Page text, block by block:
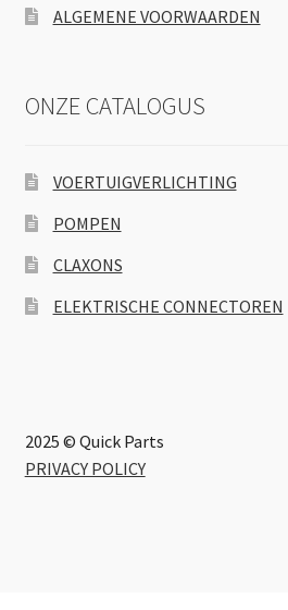
ALGEMENE VOORWAARDEN
ONZE CATALOGUS
VOERTUIGVERLICHTING
POMPEN
CLAXONS
ELEKTRISCHE CONNECTOREN
2025 © Quick Parts
PRIVACY POLICY